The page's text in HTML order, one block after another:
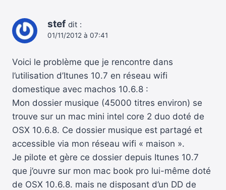
stef dit :
01/11/2012 à 07:41
Voici le problème que je rencontre dans
l’utilisation d’Itunes 10.7 en réseau wifi
domestique avec machos 10.6.8 :
Mon dossier musique (45000 titres environ) se
trouve sur un mac mini intel core 2 duo doté de
OSX 10.6.8. Ce dossier musique est partagé et
accessible via mon réseau wifi « maison ».
Je pilote et gère ce dossier depuis Itunes 10.7
que j’ouvre sur mon mac book pro lui-même doté
de OSX 10.6.8. mais ne disposant d’un DD de